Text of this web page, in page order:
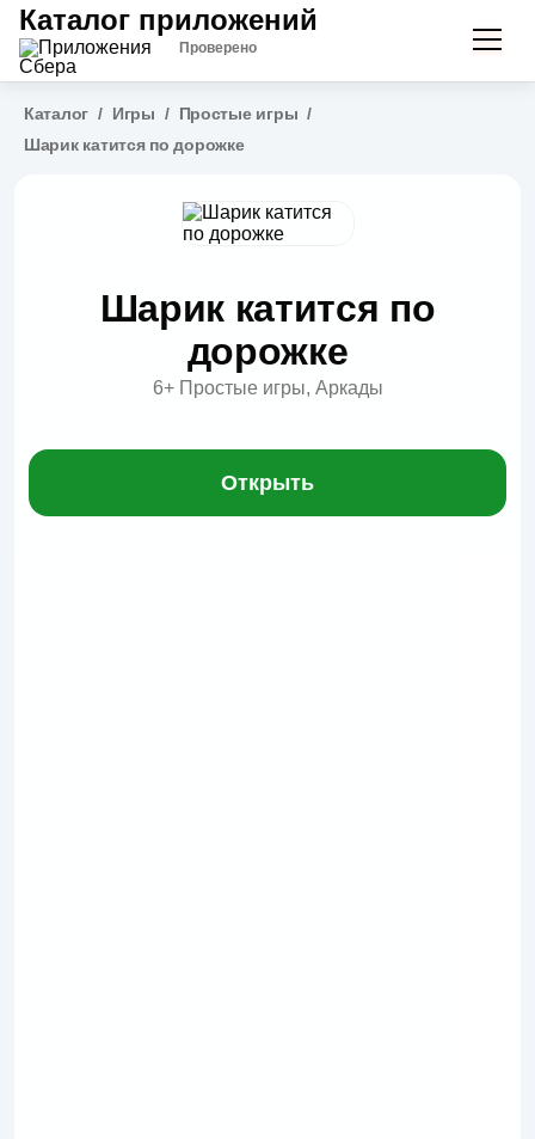
Каталог приложений
Проверено
Каталог / Игры / Простые игры /
Шарик катится по дорожке
Шарик катится по
дорожке
6+ Простые игры, Аркады
Открыть